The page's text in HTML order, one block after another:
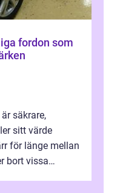
säkrare,
sitt värde
för länge mellan
bort vissa